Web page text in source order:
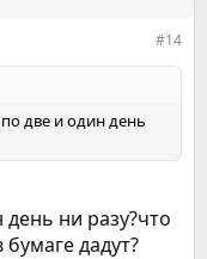
#14
две и один день
ни разу?что
дадут?